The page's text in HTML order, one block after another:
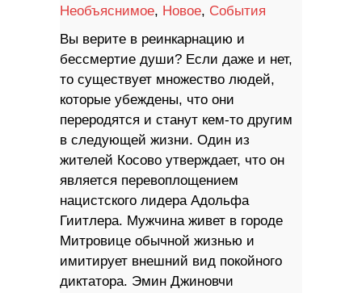
Необъяснимое, Новое, События
Вы верите в реинкарнацию и
бессмертие души? Если даже и нет,
то существует множество людей,
которые убеждены, что они
переродятся и станут кем-то другим
в следующей жизни. Один из
жителей Косово утверждает, что он
является перевоплощением
нацистского лидера Адольфа
Гиитлера. Мужчина живет в городе
Митровице обычной жизнью и
имитирует внешний вид покойного
диктатора. Эмин Джиновчи